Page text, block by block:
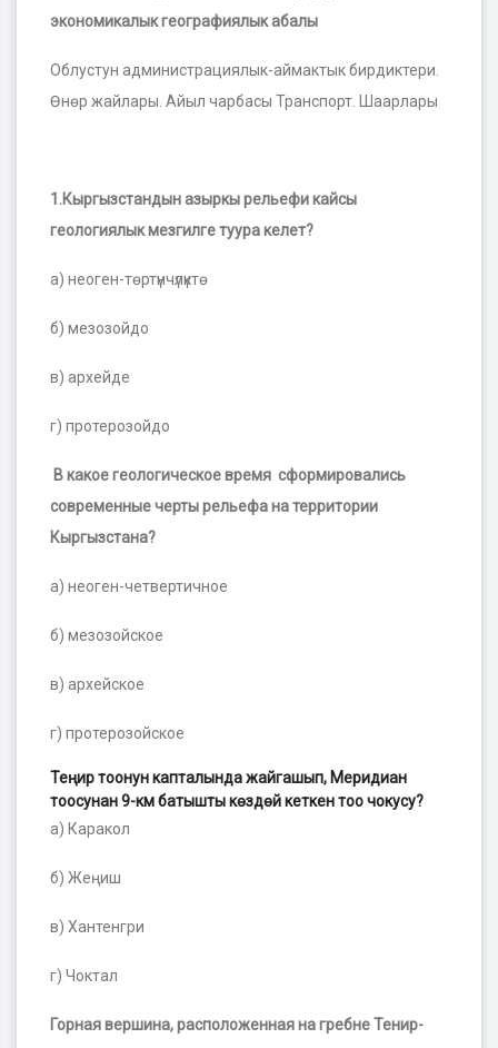
экономикалык географиялык абалы
Облустун администрациялык-аймактык бирдиктери.
Өнөр жайлары. Айыл чарбасы Транспорт. Шаарлары
1.Кыргызстандын азыркы рельефи кайсы
геологиялык мезгилге туура келет?
а) неоген-төртүнчүлүктө
б) мезозойдо
в) архейде
г) протерозойдо
В какое геологическое время сформировались
современные черты рельефа на территории
Кыргызстана?
а) неоген-четвертичное
б) мезозойское
в) архейское
г) протерозойское
Теңир тоонун капталында жайгашып, Меридиан
тоосунан 9-км батышты көздөй кеткентоо чокусу?
а) Каракол
б) Жеңиш
в) Хантенгри
г) Чоктал
Горная вершина, расположенная на гребне Тенир-